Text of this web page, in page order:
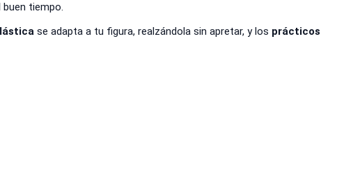
tiempo.
se adapta a tu figura, realzándola sin apretar, y los prácticos